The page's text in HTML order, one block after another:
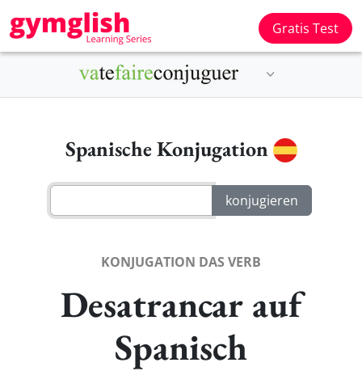
Gratis Test
Spanische Konjugation
KONJUGATION DAS VERB
Desatrancar auf
Spanisch